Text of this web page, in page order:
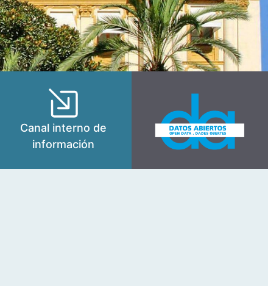
Canal interno de
información